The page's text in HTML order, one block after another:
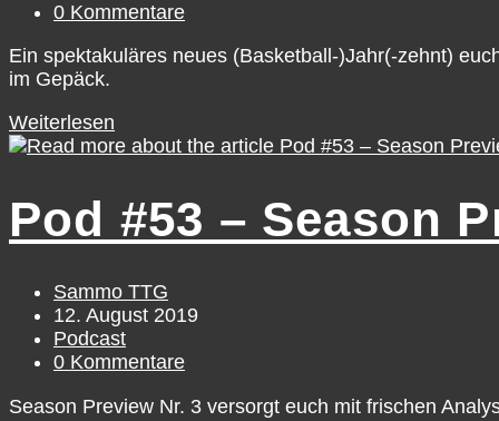
Kategorie:
Beitrags-
0 Kommentare
Ein spektakuläres neues (Basketball-)Jahr(-zehnt)
im Gepäck.
Weiterlesen
#80
Dive
in
Tabellenkeller
(Teil
3)
Pod #53 – Season
Beitrags-
Autor:
Sammo TTG
Beitrag
veröffentlicht:
12. August 2019
Beitrags-
Kategorie:
Podcast
Beitrags-
0 Kommentare
Season Preview Nr. 3 versorgt euch mit frischen